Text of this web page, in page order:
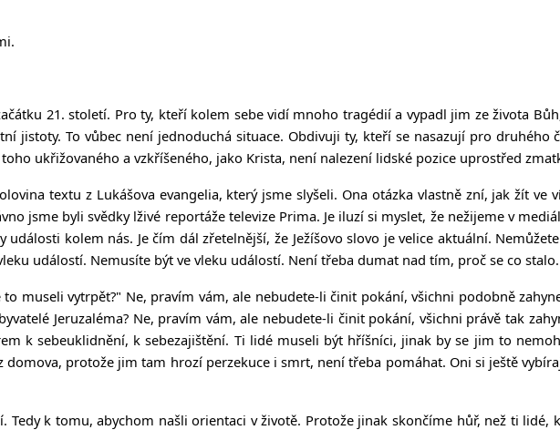
21. století. Pro ty, kteří kolem sebe vidí mnoho tragédií a vypadl jim ze života
jistoty. To vůbec není jednoduchá situace. Obdivuji ty, kteří se nasazují pro druhého
ukřižovaného a vzkříšeného, jako Krista, není nalezení lidské pozice uprostřed
textu z Lukášova evangelia, který jsme slyšeli. Ona otázka vlastně zní, jak žít
jsme byli svědky lživé reportáže televize Prima. Je iluzí si myslet, že nežijeme v
kolem nás. Je čím dál zřetelnější, že Ježíšovo slovo je velice aktuální.
událostí. Nemusíte být ve vleku událostí. Není třeba dumat nad tím, proč se co stalo.
museli vytrpět?" Ne, pravím vám, ale nebudete-li činit pokání, všichni podobně
Jeruzaléma? Ne, pravím vám, ale nebudete-li činit pokání, všichni právě tak
k sebeuklidnění, k sebezajištění. Ti lidé museli být hříšníci, jinak by se jim to
protože jim tam hrozí perzekuce i smrt, není třeba pomáhat. Oni si ještě
Tedy k tomu, abychom našli orientaci v životě. Protože jinak skončíme hůř, než ti